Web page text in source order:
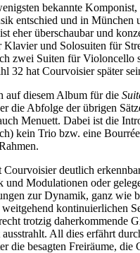
bekannte
entschied und in
eher überschaubar und
und Solosuiten für
zwei Suiten für Violoncello
32 hat Courvoisier später
auf diesem Album für die
die Abfolge der übrigen
Menuett. Dabei ist die
kein Trio bzw. eine
deutlich
Modulationen oder
zur Dynamik, ganz wie
kontinuierlichen
trotzig daherkommende
All dies erfährt
die besagten Freiräume,